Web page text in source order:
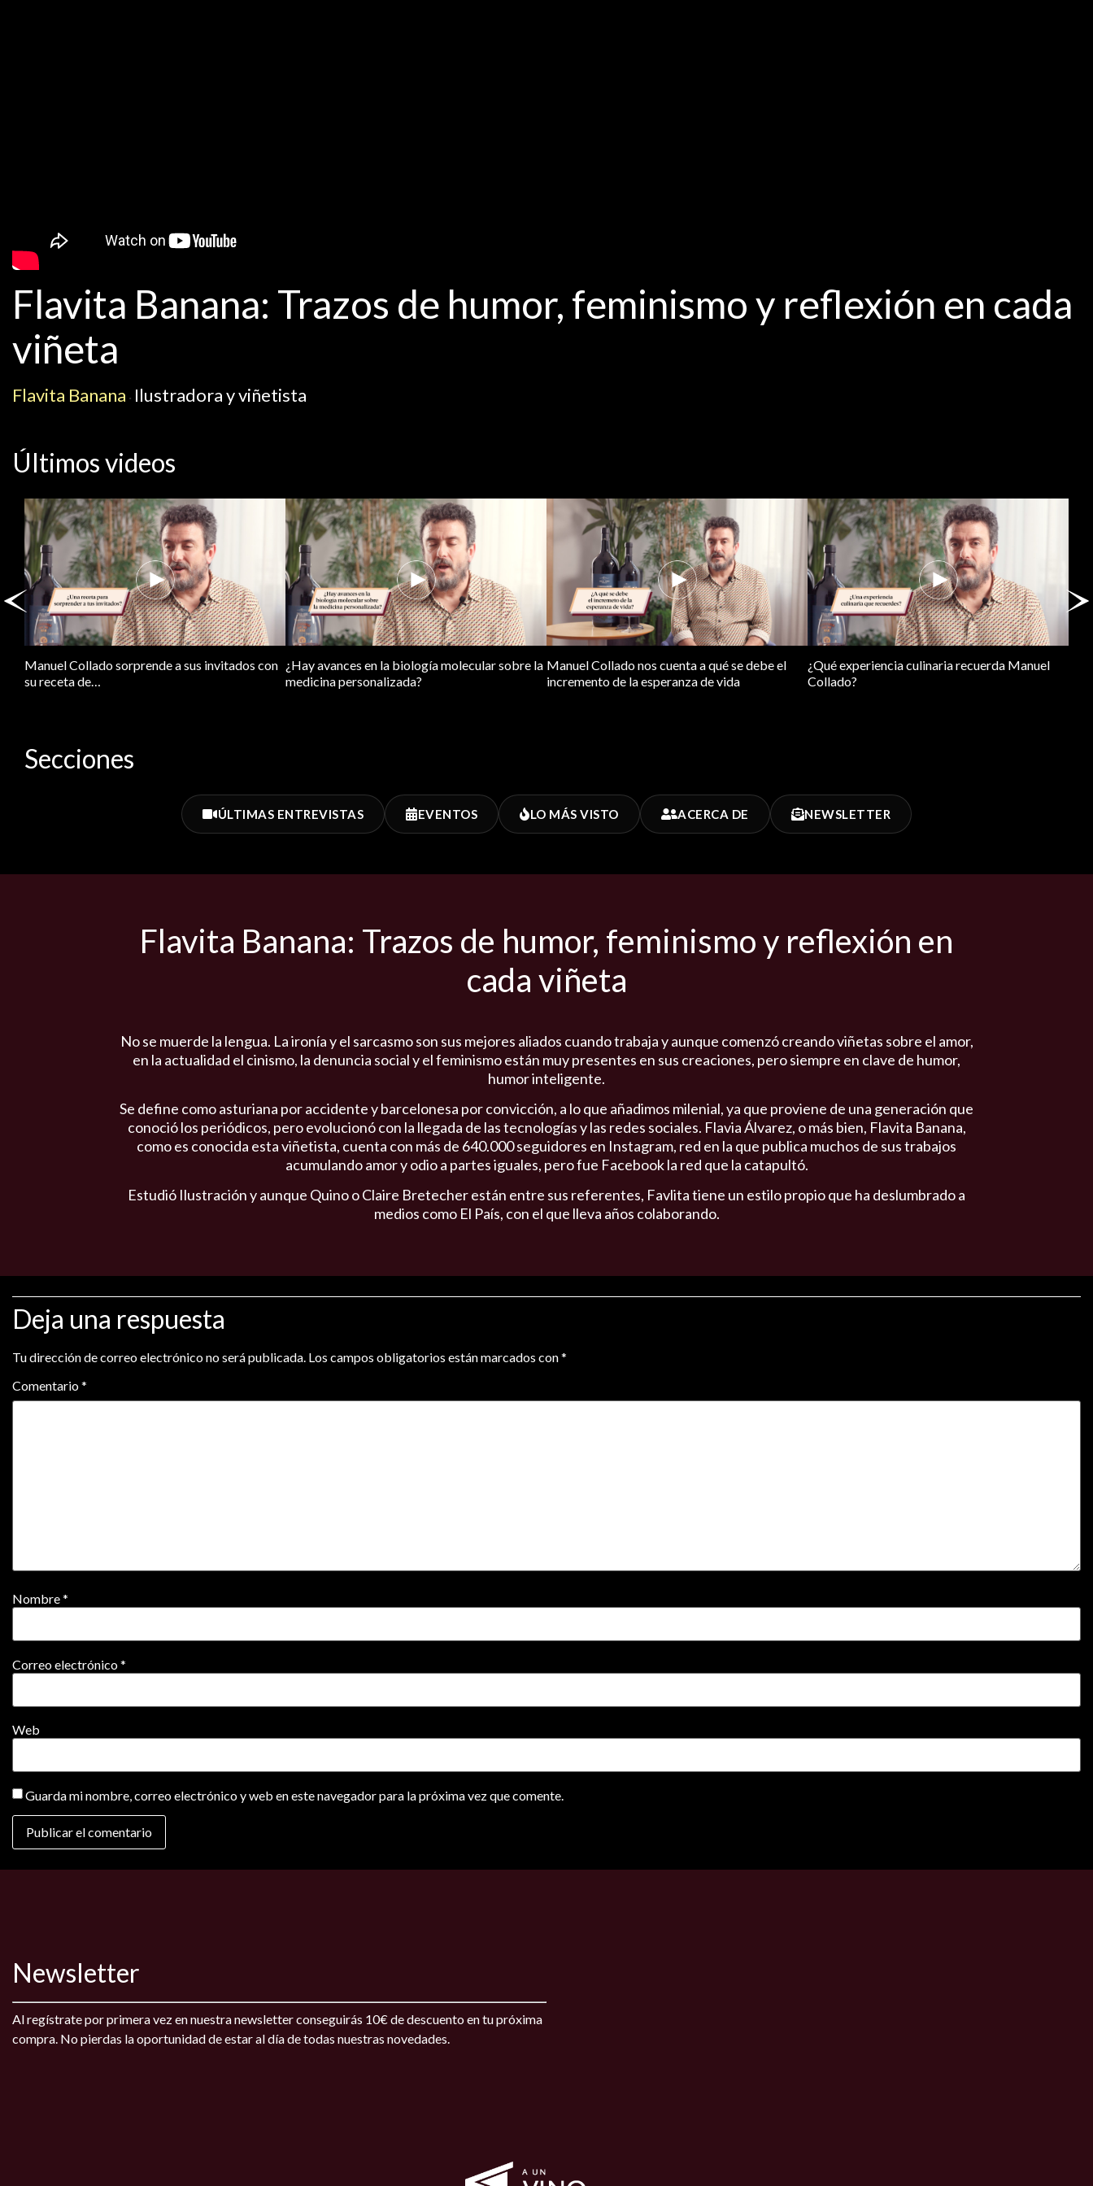
Flavita Banana: Trazos de humor, feminismo y reflexión en cada
viñeta
Flavita Banana · Ilustradora y viñetista
Últimos videos
Manuel Collado sorprende a sus invitados con
su receta de…
¿Hay avances en la biología molecular sobre la
medicina personalizada?
Manuel Collado nos cuenta a qué se debe el
incremento de la esperanza de vida
¿Qué experiencia culinaria recuerda Manuel
Collado?
Secciones
ÚLTIMAS ENTREVISTAS EVENTOS LO MÁS VISTO ACERCA DE NEWSLETTER
Flavita Banana: Trazos de humor, feminismo y reflexión en
cada viñeta
No se muerde la lengua. La ironía y el sarcasmo son sus mejores aliados cuando trabaja y aunque comenzó creando viñetas sobre el amor,
en la actualidad el cinismo, la denuncia social y el feminismo están muy presentes en sus creaciones, pero siempre en clave de humor,
humor inteligente.
Se define como asturiana por accidente y barcelonesa por convicción, a lo que añadimos milenial, ya que proviene de una generación que
conoció los periódicos, pero evolucionó con la llegada de las tecnologías y las redes sociales. Flavia Álvarez, o más bien, Flavita Banana,
como es conocida esta viñetista, cuenta con más de 640.000 seguidores en Instagram, red en la que publica muchos de sus trabajos
acumulando amor y odio a partes iguales, pero fue Facebook la red que la catapultó.
Estudió Ilustración y aunque Quino o Claire Bretecher están entre sus referentes, Favlita tiene un estilo propio que ha deslumbrado a
medios como El País, con el que lleva años colaborando.
Deja una respuesta
Tu dirección de correo electrónico no será publicada. Los campos obligatorios están marcados con*
Comentario*
Nombre*
Correo electrónico*
Web
Guarda mi nombre, correo electrónico y web en este navegador para la próxima vez que comente.
Newsletter
Al regístrate por primera vez en nuestra newsletter conseguirás 10€ de descuento en tu próxima
compra. No pierdas la oportunidad de estar al día de todas nuestras novedades.